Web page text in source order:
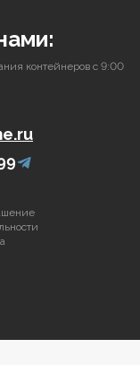
контейнеров с 9:00